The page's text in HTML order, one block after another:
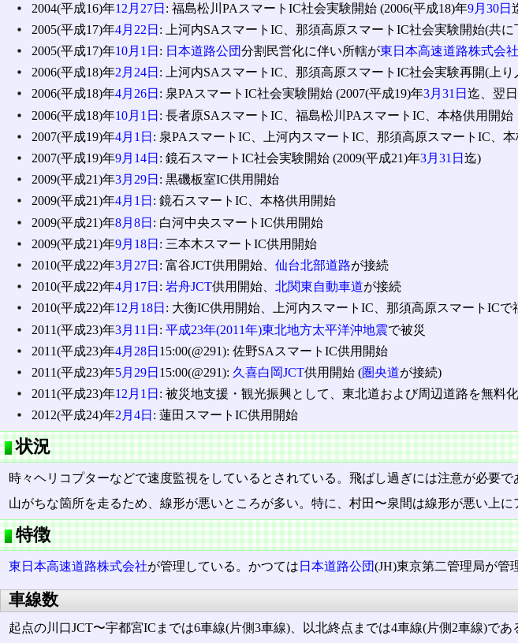
2004(平成16)年12月27日 : 福島松川PAスマートIC社会実験開始 (2006(平成18)年9月30日
2005(平成17)年4月22日 : 上河内SAスマートIC、那須高原スマートIC社会実験開始(共に
2005(平成17)年10月1日 : 日本道路公団分割民営化に伴い所轄が東日本高速道路株式会社
2006(平成18)年2月24日 : 上河内SAスマートIC、那須高原スマートIC社会実験再開(上り
2006(平成18)年4月26日 : 泉PAスマートIC社会実験開始 (2007(平成19)年3月31日 迄、翌
2006(平成18)年10月1日 : 長者原SAスマートIC、福島松川PAスマートIC、本格供用開始
2007(平成19)年4月1日 : 泉PAスマートIC、上河内スマートIC、那須高原スマートIC、
2007(平成19)年9月14日 : 鏡石スマートIC社会実験開始 (2009(平成21)年3月31日 迄)
2009(平成21)年3月29日 : 黒磯板室IC供用開始
2009(平成21)年4月1日 : 鏡石スマートIC、本格供用開始
2009(平成21)年8月8日 : 白河中央スマートIC供用開始
2009(平成21)年9月18日 : 三本木スマートIC供用開始
2010(平成22)年3月27日 : 富谷JCT供用開始、 仙台北部道路が接続
2010(平成22)年4月17日 : 岩舟JCT供用開始、 北関東自動車道が接続
2010(平成22)年12月18日 : 大衡IC供用開始、上河内スマートIC、那須高原スマートIC
2011(平成23)年3月11日 : 平成23年(2011年)東北地方太平洋沖地震で被災
2011(平成23)年4月28日 15:00(@291): 佐野SAスマートIC供用開始
2011(平成23)年5月29日 15:00(@291): 久喜白岡JCT供用開始 (圏央道が接続)
2011(平成23)年12月1日 : 被災地支援・観光振興として、東北道および周辺道路を無料
2012(平成24)年2月4日 : 蓮田スマートIC供用開始
状況
時々ヘリコプターなどで速度監視をしているとされている。飛ばし過ぎには注意が必要で
山がちな箇所を走るため、線形が悪いところが多い。特に、村田〜泉間は線形が悪い上
特徴
東日本高速道路株式会社が管理している。かつては 日本道路公団(JH)東京第二管理局が管
車線数
起点の川口JCT〜宇都宮ICまでは6車線(片側3車線)、以北終点までは4車線(片側2車線)であ